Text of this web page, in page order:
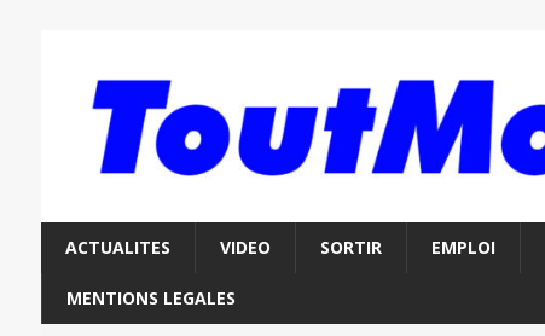
ACTUALITES VIDEO SORTIR EMPLOI
MENTIONS LEGALES